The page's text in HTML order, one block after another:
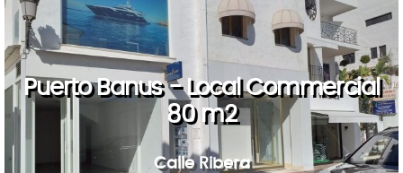
Puerto Banus - Local Commercial
80 m2
Calle Ribera